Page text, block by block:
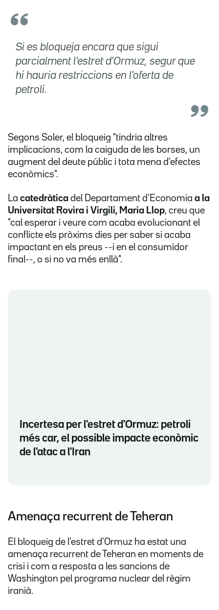
Si es bloqueja encara que sigui
parcialment l'estret d'Ormuz, segur que
hi hauria restriccions en l'oferta de
petroli.
Segons Soler, el bloqueig "tindria altres
implicacions, com la caiguda de les borses, un
augment del deute públic i tota mena d'efectes
econòmics".
La catedràtica del Departament d'Economia a la
Universitat Rovira i Virgili, Maria Llop, creu que
"cal esperar i veure com acaba evolucionant el
conflicte els pròxims dies per saber si acaba
impactant en els preus --i en el consumidor
final--, o si no va més enllà".
Incertesa per l'estret d'Ormuz: petroli
més car, el possible impacte econòmic
de l'atac a l'Iran
Amenaça recurrent de Teheran
El bloqueig de l'estret d'Ormuz ha estat una
amenaça recurrent de Teheran en moments de
crisi i com a resposta a les sancions de
Washington pel programa nuclear del règim
iranià.